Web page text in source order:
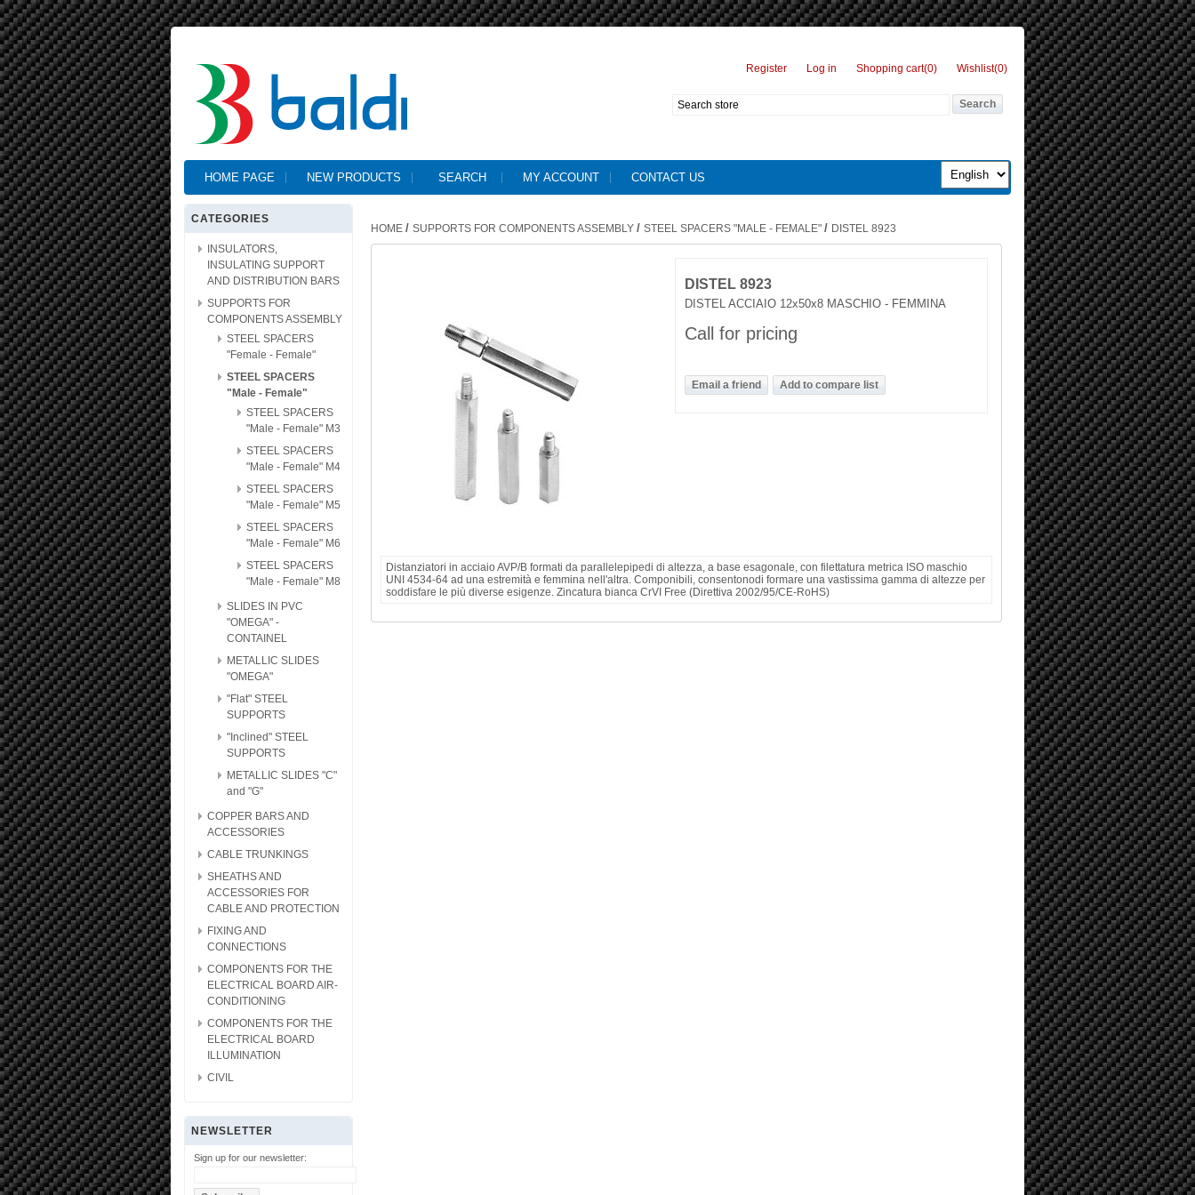
Register Log in Shopping cart(0) Wishlist(0)
HOME PAGE NEW PRODUCTS SEARCH MY ACCOUNT CONTACT US
CATEGORIES
INSULATORS,
INSULATING SUPPORT
AND DISTRIBUTION BARS
SUPPORTS FOR
COMPONENTS ASSEMBLY
STEEL SPACERS
"Female - Female"
STEEL SPACERS
"Male - Female"
STEEL SPACERS
"Male - Female" M3
STEEL SPACERS
"Male - Female" M4
STEEL SPACERS
"Male - Female" M5
STEEL SPACERS
"Male - Female" M6
STEEL SPACERS
"Male - Female" M8
SLIDES IN PVC
"OMEGA" -
CONTAINEL
METALLIC SLIDES
"OMEGA"
"Flat" STEEL
SUPPORTS
"Inclined" STEEL
SUPPORTS
METALLIC SLIDES "C"
and "G"
COPPER BARS AND
ACCESSORIES
CABLE TRUNKINGS
SHEATHS AND
ACCESSORIES FOR
CABLE AND PROTECTION
FIXING AND
CONNECTIONS
COMPONENTS FOR THE
ELECTRICAL BOARD AIR-
CONDITIONING
COMPONENTS FOR THE
ELECTRICAL BOARD
ILLUMINATION
CIVIL
NEWSLETTER
Sign up for our newsletter:
HOME / SUPPORTS FOR COMPONENTS ASSEMBLY / STEEL SPACERS "MALE - FEMALE" / DISTEL 8923
DISTEL 8923
DISTEL ACCIAIO 12x50x8 MASCHIO - FEMMINA
Call for pricing
Distanziatori in acciaio AVP/B formati da parallelepipedi di altezza, a base esagonale, con filettatura metrica ISO maschio
UNI 4534-64 ad una estremità e femmina nell'altra. Componibili, consentonodi formare una vastissima gamma di altezze per
soddisfare le più diverse esigenze. Zincatura bianca CrVI Free (Direttiva 2002/95/CE-RoHS)